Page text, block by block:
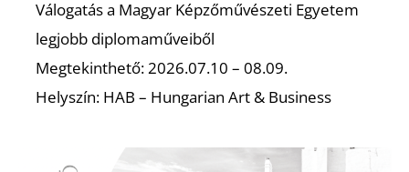
Válogatás a Magyar Képzőművészeti Egyetem
legjobb diplomaműveiből
Megtekinthető: 2026.07.10 – 08.09.
Helyszín: HAB – Hungarian Art & Business